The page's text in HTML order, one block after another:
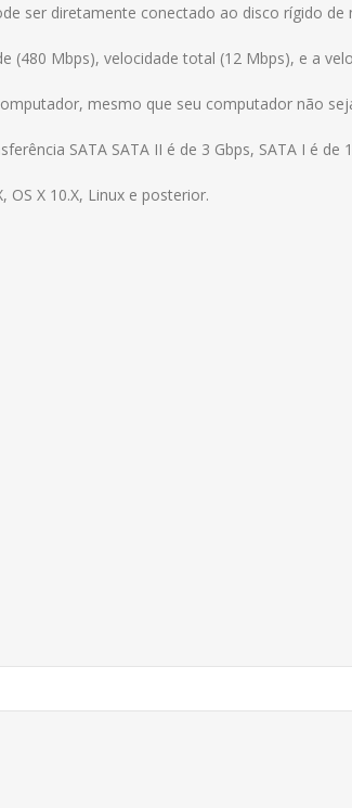
ser diretamente conectado ao disco rígido
(480 Mbps), velocidade total (12 Mbps), e a
mesmo que seu computador não
SATA SATA II é de 3 Gbps, SATA I é de
OS X 10.X, Linux e posterior.